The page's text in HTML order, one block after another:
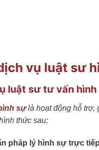
vụ luật sư
luật sư tư vấn hình
sựlà hoạt động hỗ trợ,
thức sau;
pháp lý hình sự trực